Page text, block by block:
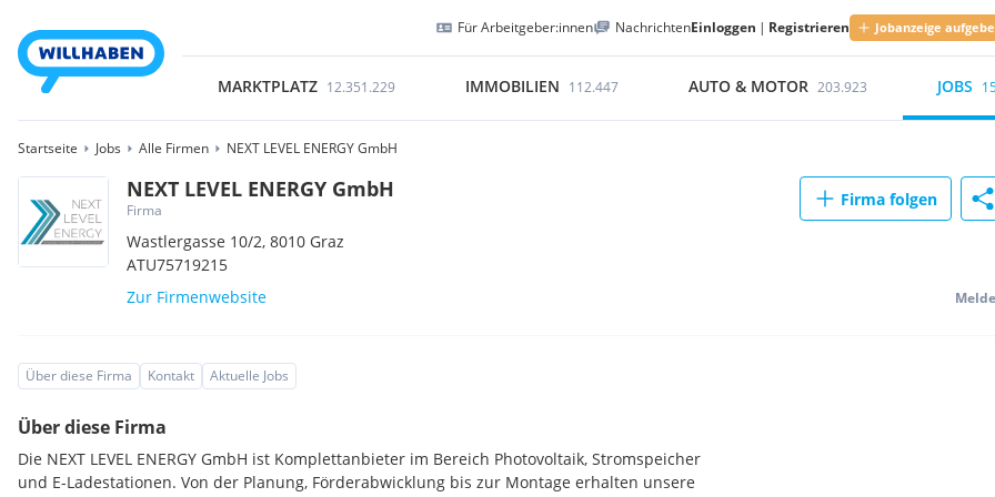
Für Arbeitgeber:innen NachrichtenEinloggen | Registrieren Jobanzeige
MARKTPLATZ 12.351.229 IMMOBILIEN 112.447 AUTO & MOTOR 203.923 JOBS
Startseite Jobs Alle Firmen NEXT LEVEL ENERGY GmbH
NEXT LEVEL ENERGY GmbH
Firma
Wastlergasse 10/2,8010 Graz
ATU75719215
Zur Firmenwebsite
Firma folgen
Über diese Firma Kontakt Aktuelle Jobs
Über diese Firma
Die NEXT LEVEL ENERGY GmbH ist Komplettanbieter im Bereich Photovoltaik, Stromspeicher
und E-Ladestationen. Von der Planung, Förderabwicklung bis zur Montage erhalten unsere